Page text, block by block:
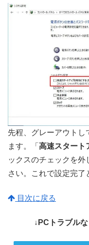
先程、グレーアウトし
ます。「 高速スタート
ックスのチェックを外
さい。これで設定完了
目次に戻る
↓PCトラブル